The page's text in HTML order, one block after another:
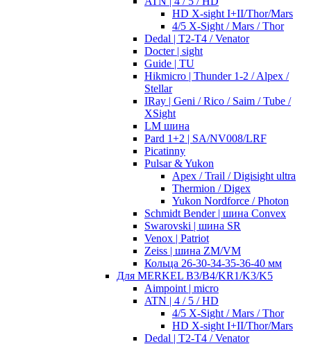
HD X-sight I+II/Thor/Mars
4/5 X-Sight / Mars / Thor
Dedal | T2-T4 / Venator
Docter | sight
Guide | TU
Hikmicro | Thunder 1-2 / Alpex /
Stellar
IRay | Geni / Rico / Saim / Tube /
XSight
LM шина
Pard 1+2 | SA/NV008/LRF
Picatinny
Pulsar & Yukon
Apex / Trail / Digisight ultra
Thermion / Digex
Yukon Nordforce / Photon
Schmidt Bender | шина Convex
Swarovski | шина SR
Venox | Patriot
Zeiss | шина ZM/VM
Кольца 26-30-34-35-36-40 мм
Для MERKEL B3/B4/KR1/K3/K5
Aimpoint | micro
ATN | 4 / 5 / HD
4/5 X-Sight / Mars / Thor
HD X-sight I+II/Thor/Mars
Dedal | T2-T4 / Venator